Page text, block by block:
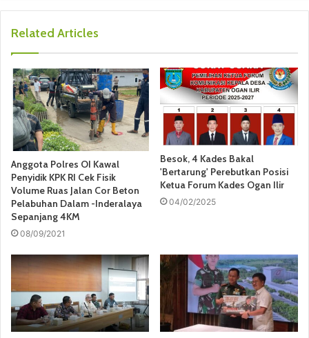
Related Articles
Anggota Polres OI Kawal
Penyidik KPK RI Cek Fisik
Volume Ruas Jalan Cor Beton
Pelabuhan Dalam -Inderalaya
Sepanjang 4KM
08/09/2021
Besok, 4 Kades Bakal
'Bertarung' Perebutkan Posisi
Ketua Forum Kades Ogan Ilir
04/02/2025